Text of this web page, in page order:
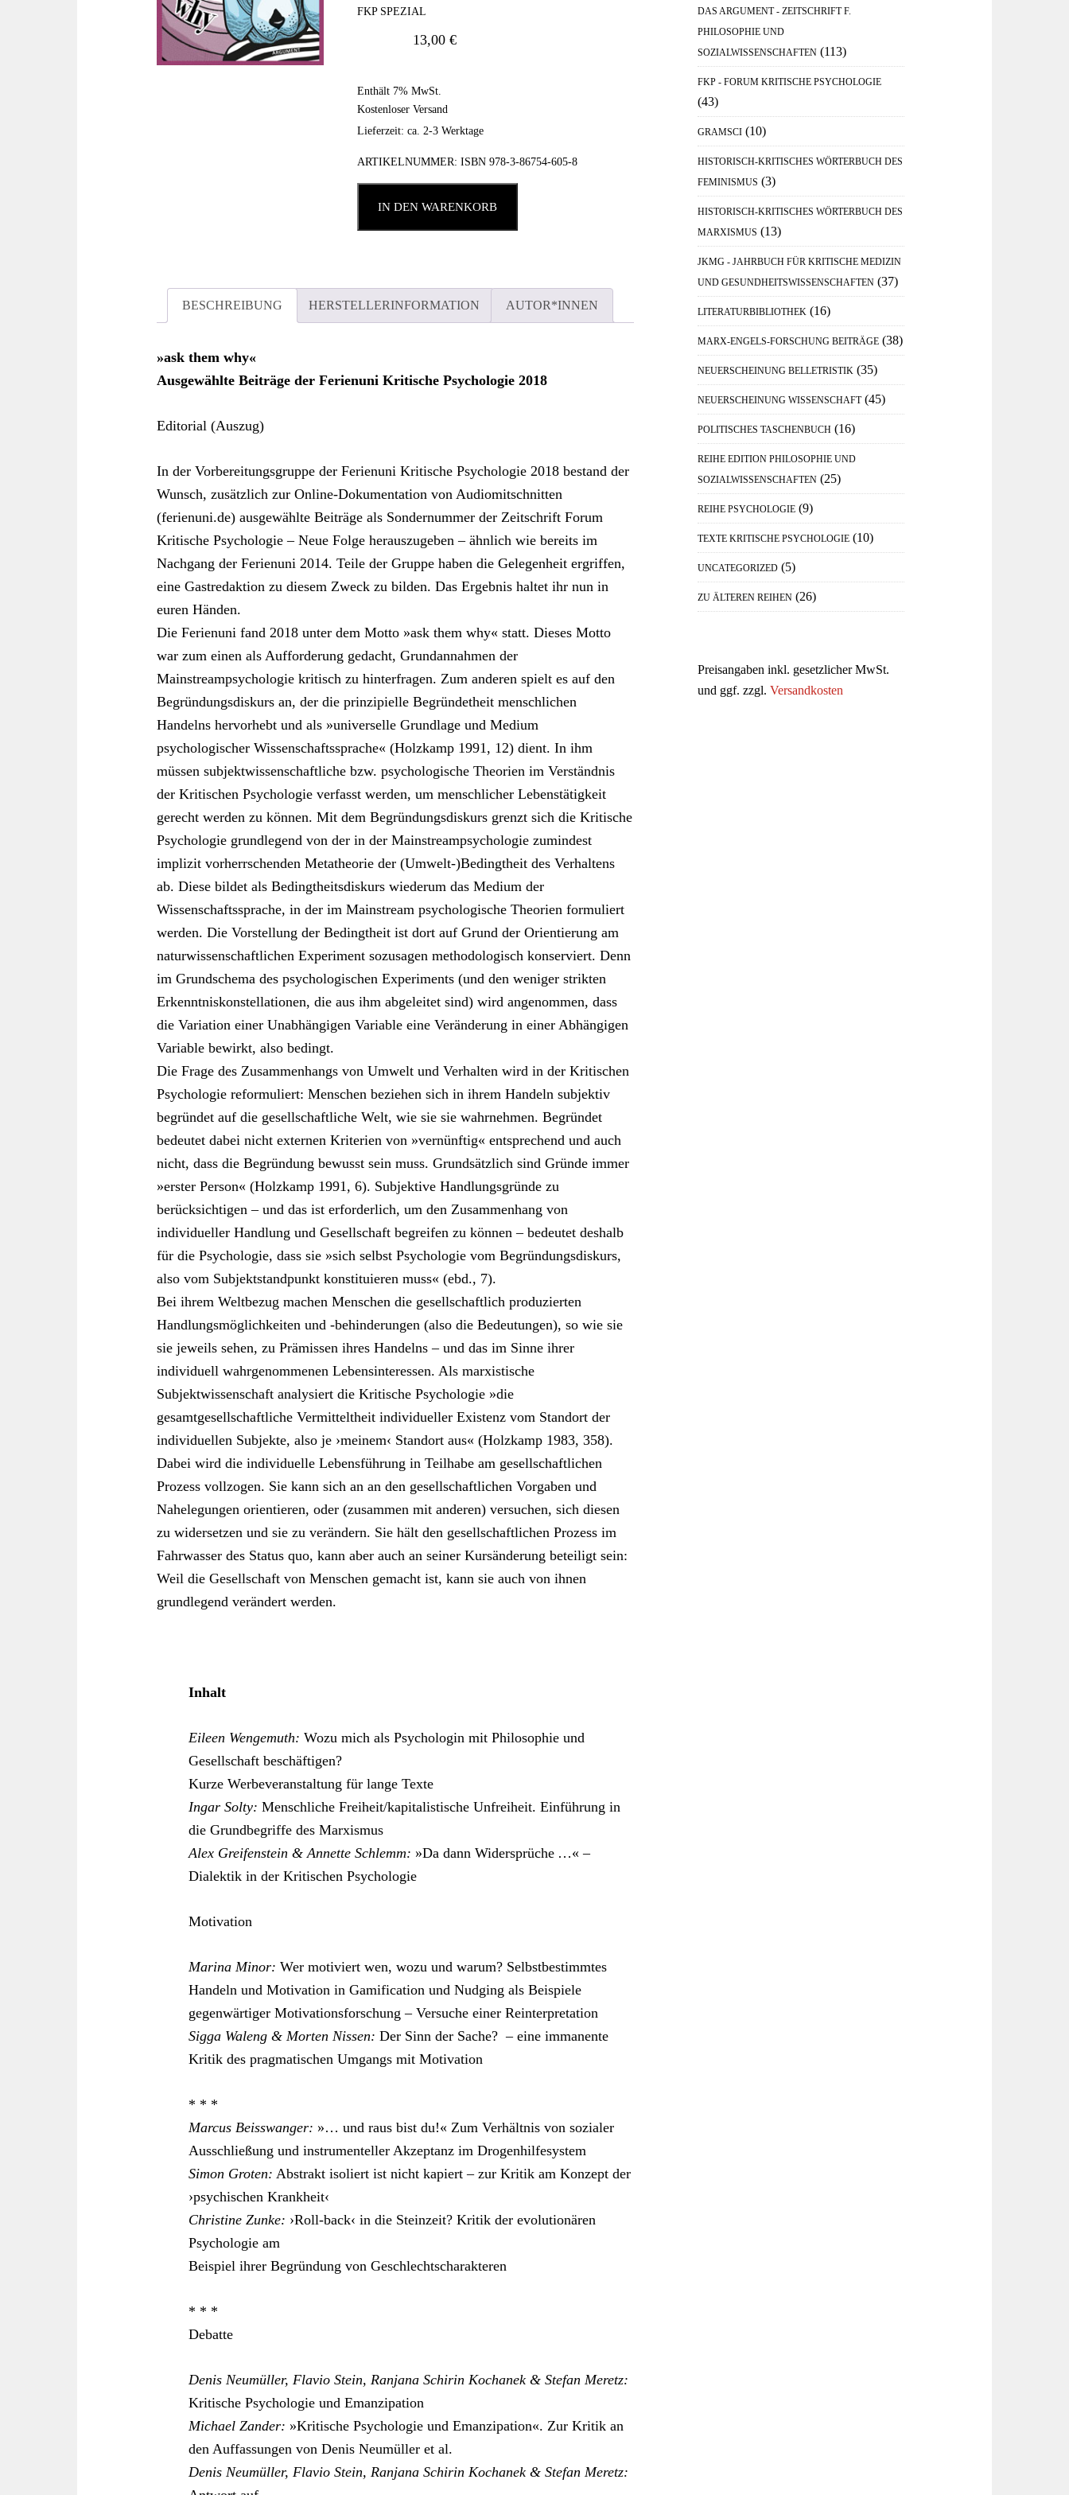
FKP SPEZIAL
13,00 €
Enthält 7% MwSt.
Kostenloser Versand
Lieferzeit: ca. 2-3 Werktage
ARTIKELNUMMER: ISBN 978-3-86754-605-8
IN DEN WARENKORB
BESCHREIBUNG HERSTELLERINFORMATION AUTOR*INNEN
»ask them why«
Ausgewählte Beiträge der Ferienuni Kritische Psychologie 2018
Editorial (Auszug)
In der Vorbereitungsgruppe der Ferienuni Kritische Psychologie 2018 bestand der
Wunsch, zusätzlich zur Online-Dokumentation von Audiomitschnitten
(ferienuni.de) ausgewählte Beiträge als Sondernummer der Zeitschrift Forum
Kritische Psychologie – Neue Folge herauszugeben – ähnlich wie bereits im
Nachgang der Ferienuni 2014. Teile der Gruppe haben die Gelegenheit ergriffen,
eine Gastredaktion zu diesem Zweck zu bilden. Das Ergebnis haltet ihr nun in
euren Händen.
Die Ferienuni fand 2018 unter dem Motto »ask them why« statt. Dieses Motto
war zum einen als Aufforderung gedacht, Grundannahmen der
Mainstreampsychologie kritisch zu hinterfragen. Zum anderen spielt es auf den
Begründungsdiskurs an, der die prinzipielle Begründetheit menschlichen
Handelns hervorhebt und als »universelle Grundlage und Medium
psychologischer Wissenschaftssprache« (Holzkamp 1991, 12) dient. In ihm
müssen subjektwissenschaftliche bzw. psychologische Theorien im Verständnis
der Kritischen Psychologie verfasst werden, um menschlicher Lebenstätigkeit
gerecht werden zu können. Mit dem Begründungsdiskurs grenzt sich die Kritische
Psychologie grundlegend von der in der Mainstreampsychologie zumindest
implizit vorherrschenden Metatheorie der (Umwelt-)Bedingtheit des Verhaltens
ab. Diese bildet als Bedingtheitsdiskurs wiederum das Medium der
Wissenschaftssprache, in der im Mainstream psychologische Theorien formuliert
werden. Die Vorstellung der Bedingtheit ist dort auf Grund der Orientierung am
naturwissenschaftlichen Experiment sozusagen methodologisch konserviert. Denn
im Grundschema des psychologischen Experiments (und den weniger strikten
Erkenntniskonstellationen, die aus ihm abgeleitet sind) wird angenommen, dass
die Variation einer Unabhängigen Variable eine Veränderung in einer Abhängigen
Variable bewirkt, also bedingt.
Die Frage des Zusammenhangs von Umwelt und Verhalten wird in der Kritischen
Psychologie reformuliert: Menschen beziehen sich in ihrem Handeln subjektiv
begründet auf die gesellschaftliche Welt, wie sie sie wahrnehmen. Begründet
bedeutet dabei nicht externen Kriterien von »vernünftig« entsprechend und auch
nicht, dass die Begründung bewusst sein muss. Grundsätzlich sind Gründe immer
»erster Person« (Holzkamp 1991, 6). Subjektive Handlungsgründe zu
berücksichtigen – und das ist erforderlich, um den Zusammenhang von
individueller Handlung und Gesellschaft begreifen zu können – bedeutet deshalb
für die Psychologie, dass sie »sich selbst Psychologie vom Begründungsdiskurs,
also vom Subjektstandpunkt konstituieren muss« (ebd., 7).
Bei ihrem Weltbezug machen Menschen die gesellschaftlich produzierten
Handlungsmöglichkeiten und -behinderungen (also die Bedeutungen), so wie sie
sie jeweils sehen, zu Prämissen ihres Handelns – und das im Sinne ihrer
individuell wahrgenommenen Lebensinteressen. Als marxistische
Subjektwissenschaft analysiert die Kritische Psychologie »die
gesamtgesellschaftliche Vermitteltheit individueller Existenz vom Standort der
individuellen Subjekte, also je ›meinem‹ Standort aus« (Holzkamp 1983, 358).
Dabei wird die individuelle Lebensführung in Teilhabe am gesellschaftlichen
Prozess vollzogen. Sie kann sich an an den gesellschaftlichen Vorgaben und
Nahelegungen orientieren, oder (zusammen mit anderen) versuchen, sich diesen
zu widersetzen und sie zu verändern. Sie hält den gesellschaftlichen Prozess im
Fahrwasser des Status quo, kann aber auch an seiner Kursänderung beteiligt sein:
Weil die Gesellschaft von Menschen gemacht ist, kann sie auch von ihnen
grundlegend verändert werden.
Inhalt
Eileen Wengemuth: Wozu mich als Psychologin mit Philosophie und
Gesellschaft beschäftigen?
Kurze Werbeveranstaltung für lange Texte
Ingar Solty: Menschliche Freiheit/kapitalistische Unfreiheit. Einführung in
die Grundbegriffe des Marxismus
Alex Greifenstein & Annette Schlemm: »Da dann Widersprüche …« –
Dialektik in der Kritischen Psychologie
Motivation
Marina Minor: Wer motiviert wen, wozu und warum? Selbstbestimmtes
Handeln und Motivation in Gamification und Nudging als Beispiele
gegenwärtiger Motivationsforschung – Versuche einer Reinterpretation
Sigga Waleng & Morten Nissen: Der Sinn der Sache? – eine immanente
Kritik des pragmatischen Umgangs mit Motivation
* * *
Marcus Beisswanger: »… und raus bist du!« Zum Verhältnis von sozialer
Ausschließung und instrumenteller Akzeptanz im Drogenhilfesystem
Simon Groten: Abstrakt isoliert ist nicht kapiert – zur Kritik am Konzept der
›psychischen Krankheit‹
Christine Zunke: ›Roll-back‹ in die Steinzeit? Kritik der evolutionären
Psychologie am
Beispiel ihrer Begründung von Geschlechtscharakteren
* * *
Debatte
Denis Neumüller, Flavio Stein, Ranjana Schirin Kochanek & Stefan Meretz:
Kritische Psychologie und Emanzipation
Michael Zander: »Kritische Psychologie und Emanzipation«. Zur Kritik an
den Auffassungen von Denis Neumüller et al.
Denis Neumüller, Flavio Stein, Ranjana Schirin Kochanek & Stefan Meretz:
DAS ARGUMENT - ZEITSCHRIFT F.
PHILOSOPHIE UND
SOZIALWISSENSCHAFTEN (113)
FKP - FORUM KRITISCHE PSYCHOLOGIE
(43)
GRAMSCI (10)
HISTORISCH-KRITISCHES WÖRTERBUCH DES
FEMINISMUS (3)
HISTORISCH-KRITISCHES WÖRTERBUCH DES
MARXISMUS (13)
JKMG - JAHRBUCH FÜR KRITISCHE MEDIZIN
UND GESUNDHEITSWISSENSCHAFTEN (37)
LITERATURBIBLIOTHEK (16)
MARX-ENGELS-FORSCHUNG BEITRÄGE (38)
NEUERSCHEINUNG BELLETRISTIK (35)
NEUERSCHEINUNG WISSENSCHAFT (45)
POLITISCHES TASCHENBUCH (16)
REIHE EDITION PHILOSOPHIE UND
SOZIALWISSENSCHAFTEN (25)
REIHE PSYCHOLOGIE (9)
TEXTE KRITISCHE PSYCHOLOGIE (10)
UNCATEGORIZED (5)
ZU ÄLTEREN REIHEN (26)
Preisangaben inkl. gesetzlicher MwSt.
und ggf. zzgl. Versandkosten